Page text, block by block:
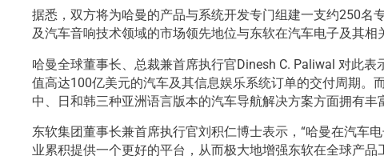
据悉，双方将为哈曼的产品与系统开发专门组建一支约250
及汽车音响技术领域的市场领先地位与东软在汽车电子及其
哈曼全球董事长、总裁兼首席执行官Dinesh C. Paliwal 对此
值高达100亿美元的汽车及其信息娱乐系统订单的交付周期。
中、日和韩三种亚洲语言版本的汽车导航解决方案方面拥有
东软集团董事长兼首席执行官刘积仁博士表示，“哈曼在汽车
业累积提供一个更好的平台，从而极大地增强东软在全球产